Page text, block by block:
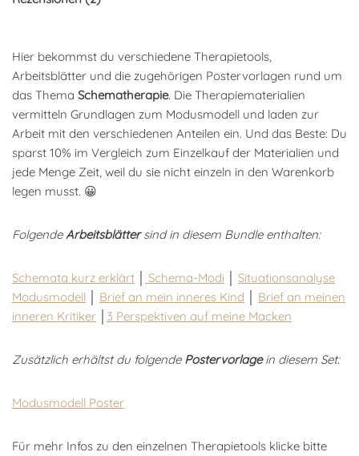
Hier bekommst du verschiedene Therapietools,
Arbeitsblätter und die zugehörigen Postervorlagen rund um
das Thema Schematherapie. Die Therapiematerialien
vermitteln Grundlagen zum Modusmodell und laden zur
Arbeit mit den verschiedenen Anteilen ein. Und das Beste: Du
sparst 10% im Vergleich zum Einzelkauf der Materialien und
jede Menge Zeit, weil du sie nicht einzeln in den Warenkorb
legen musst. 😀
FolgendeArbeitsblättersind in diesem Bundle enthalten:
Schemata kurz erklärt Schema-Modi
Situationsanalyse
Modusmodell
Brief an mein inneres Kind
Brief an meinen
inneren Kritiker
3 Perspektiven auf meine Macken
Zusätzlich erhältst du folgende Postervorlagein diesem Set:
Modusmodell Poster
Für mehr Infos zu den einzelnen Therapietools klicke bitte